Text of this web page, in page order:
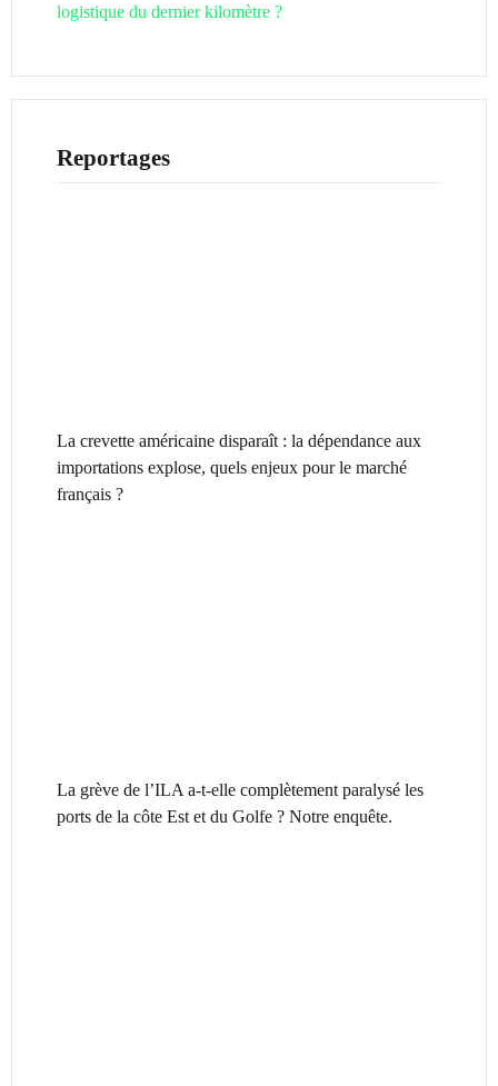
logistique du dernier kilomètre ?
Reportages
La crevette américaine disparaît : la dépendance aux
importations explose, quels enjeux pour le marché
français ?
La grève de l’ILA a-t-elle complètement paralysé les
ports de la côte Est et du Golfe ? Notre enquête.